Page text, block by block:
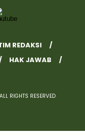
REDAKSI
HAK JAWAB
RIGHTS RESERVED